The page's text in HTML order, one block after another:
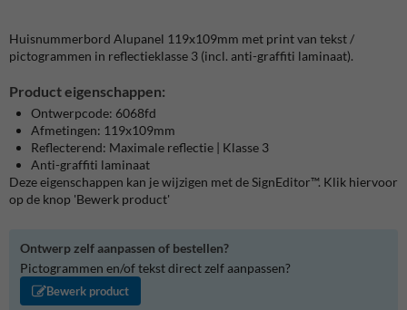
Huisnummerbord Alupanel 119x109mm met print van tekst /
pictogrammen in reflectieklasse 3 (incl. anti-graffiti laminaat).
Product eigenschappen:
Ontwerpcode: 6068fd
Afmetingen: 119x109mm
Reflecterend: Maximale reflectie | Klasse 3
Anti-graffiti laminaat
Deze eigenschappen kan je wijzigen met de SignEditor™. Klik hiervoor
op de knop 'Bewerk product'
Ontwerp zelf aanpassen of bestellen?
Pictogrammen en/of tekst direct zelf aanpassen?
Bewerk product